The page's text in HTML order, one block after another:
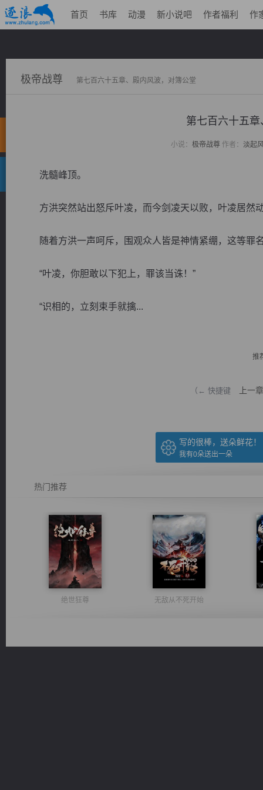
首页 书库 动漫 新小说吧 作者福利 作
极帝战尊 第七百六十五章、殿内风波，对簿公堂
第七百六十五
小说： 极帝战尊作者： 淡起
洗髓峰顶。
方洪突然站出怒斥叶凌，而今剑凌天以败，叶凌居然
随着方洪一声呵斥，围观众人皆是神情紧绷，这等罪
“叶凌，你胆敢以下犯上，罪该当诛！”
“识相的，立刻束手就擒...
推
（← 快捷键 上一章
写的很棒，送朵鲜花！
我有0朵送出一朵
热门推荐
绝世狂尊 无敌从不死开始